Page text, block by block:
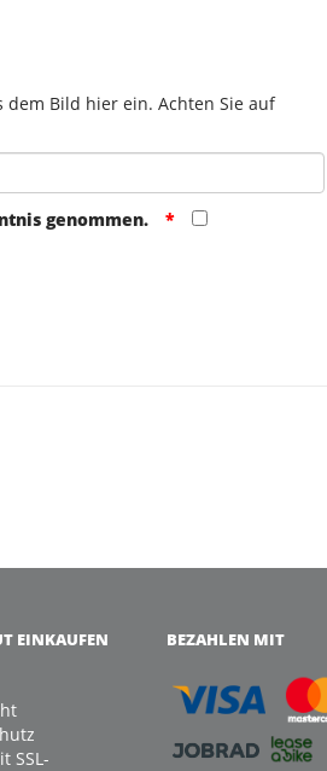
dem Bild hier ein. Achten Sie auf
genommen.
EINKAUFEN
SSL-
BEZAHLEN MIT